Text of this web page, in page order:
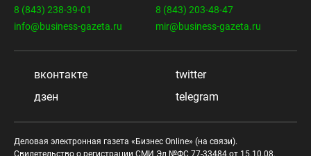
8 (843) 238-39-01
info@business-gazeta.ru
8 (843) 203-48-47
mir@business-gazeta.ru
вконтакте
twitter
дзен
telegram
Деловая электронная газета «Бизнес Online» (на связи).